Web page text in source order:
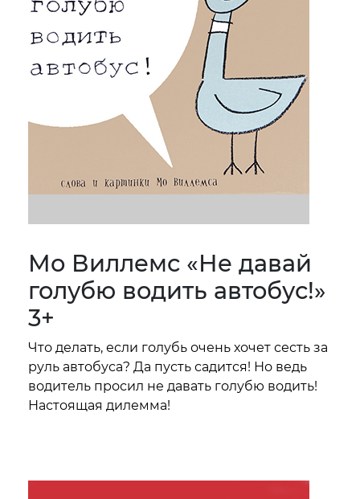
Мо Виллемс «Не давай
голубю водить автобус!»
3+
Что делать, если голубь очень хочет сесть за
руль автобуса? Да пусть садится! Но ведь
водитель просил не давать голубю водить!
Настоящая дилемма!